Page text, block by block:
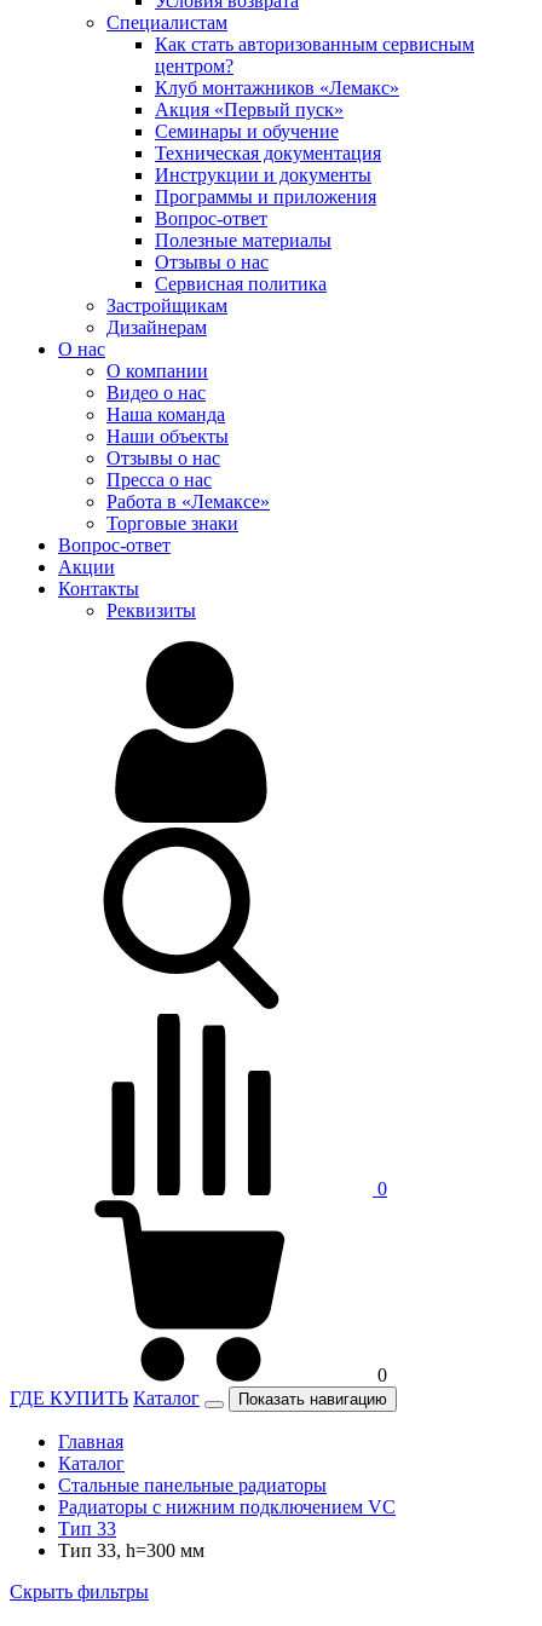
Специалистам
Как стать авторизованным сервисным
центром?
Клуб монтажников «Лемакс»
Акция «Первый пуск»
Семинары и обучение
Техническая документация
Инструкции и документы
Программы и приложения
Вопрос-ответ
Полезные материалы
Отзывы о нас
Сервисная политика
Застройщикам
Дизайнерам
О нас
О компании
Видео о нас
Наша команда
Наши объекты
Отзывы о нас
Пресса о нас
Работа в «Лемаксе»
Торговые знаки
Вопрос-ответ
Акции
Контакты
Реквизиты
0
0
ГДЕ КУПИТЬ Каталог Показать навигацию
Главная
Каталог
Стальные панельные радиаторы
Радиаторы c нижним подключением VC
Тип 33
Тип 33, h=300 мм
Скрыть фильтры